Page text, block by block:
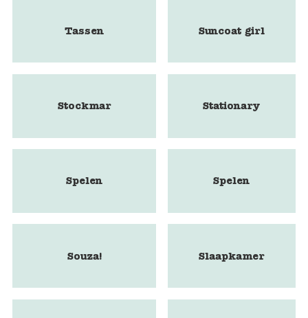
Tassen Suncoat girl
Stockmar Stationary
Spelen Spelen
Souza! Slaapkamer